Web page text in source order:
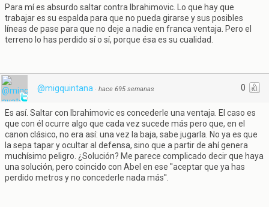
Para mí es absurdo saltar contra Ibrahimovic. Lo que hay que
trabajar es su espalda para que no pueda girarse y sus posibles
líneas de pase para que no deje a nadie en franca ventaja. Pero el
terreno lo has perdido sí o sí, porque ésa es su cualidad.
0
@migquintana · hace 695 semanas
Es así. Saltar con Ibrahimovic es concederle una ventaja. El caso es
que con él ocurre algo que cada vez sucede más pero que, en el
canon clásico, no era así: una vez la baja, sabe jugarla. No ya es que
la sepa tapar y ocultar al defensa, sino que a partir de ahí genera
muchísimo peligro. ¿Solución? Me parece complicado decir que haya
una solución, pero coincido con Abel en ese ''aceptar que ya has
perdido metros y no concederle nada más''.